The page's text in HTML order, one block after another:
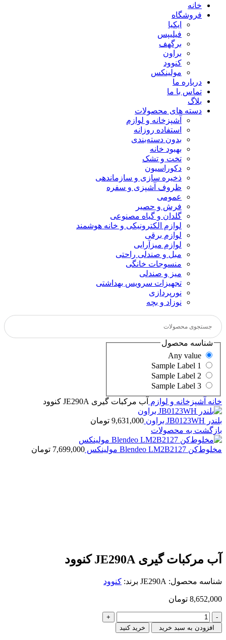
خانه
فروشگاه
ایکیا
فیلیپس
برگهف
براون
کنوود
مولینکس
درباره ما
تماس با ما
بلاگ
دسته های محصولات
آشپزخانه و لوازم
استفاده روزانه
بدون دسته‌بندی
بهبود خانه
تخت و تشک
دکوراسیون
ذخیره سازی و سازماندهی
ظروف آشپزی و سفره
عمومی
فرش و حصیر
گلدان و گیاه مصنوعی
لوازم الکترونیکی و خانه هوشمند
لوازم برقی
لوازم میزآرایی
مبل و صندلی راحتی
منسوجات خانگی
میز و صندلی
تجهیزات سرویس بهداشتی
نورپردازی
نوزاد و بچه
شناسه محصول
خانه آشپزخانه و لوازم آب مرکبات گیری JE290A کنوود
بلندر JB0123WH براون 9,631,000 تومان
بازگشت به محصولات
مخلوط‌کن Blendeo LM2B2127 مولینکس 7,699,000 تومان
آب مرکبات گیری JE290A کنوود
شناسه محصول: JE290A برند: کنوود
8,652,000 تومان
آب
مرکبات
گیری
افزودن به سبد خرید خرید کنید